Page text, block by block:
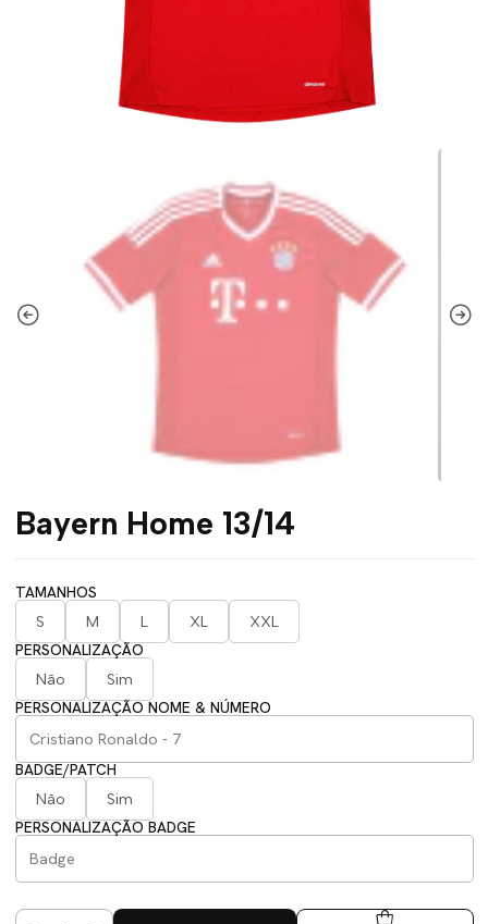
Bayern Home 13/14
TAMANHOS
S
M L XL
XXL
PERSONALIZAÇÃO
Não
Sim
PERSONALIZAÇÃO NOME & NÚMERO
BADGE/PATCH
Não
Sim
PERSONALIZAÇÃO BADGE